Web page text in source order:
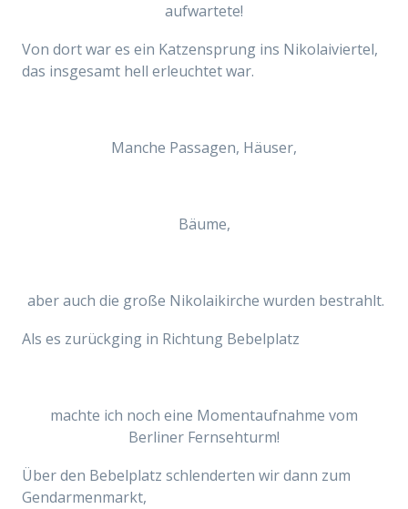
aufwartete!
Von dort war es ein Katzensprung ins Nikolaiviertel,
das insgesamt hell erleuchtet war.
Manche Passagen, Häuser,
Bäume,
aber auch die große Nikolaikirche wurden bestrahlt.
Als es zurückging in Richtung Bebelplatz
machte ich noch eine Momentaufnahme vom
Berliner Fernsehturm!
Über den Bebelplatz schlenderten wir dann zum
Gendarmenmarkt,